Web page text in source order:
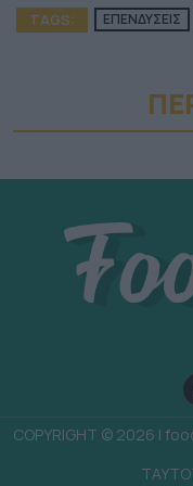
TAGS: ΕΠΕΝΔΥΣΕΙΣ
COPYRIGHT © 2026 |